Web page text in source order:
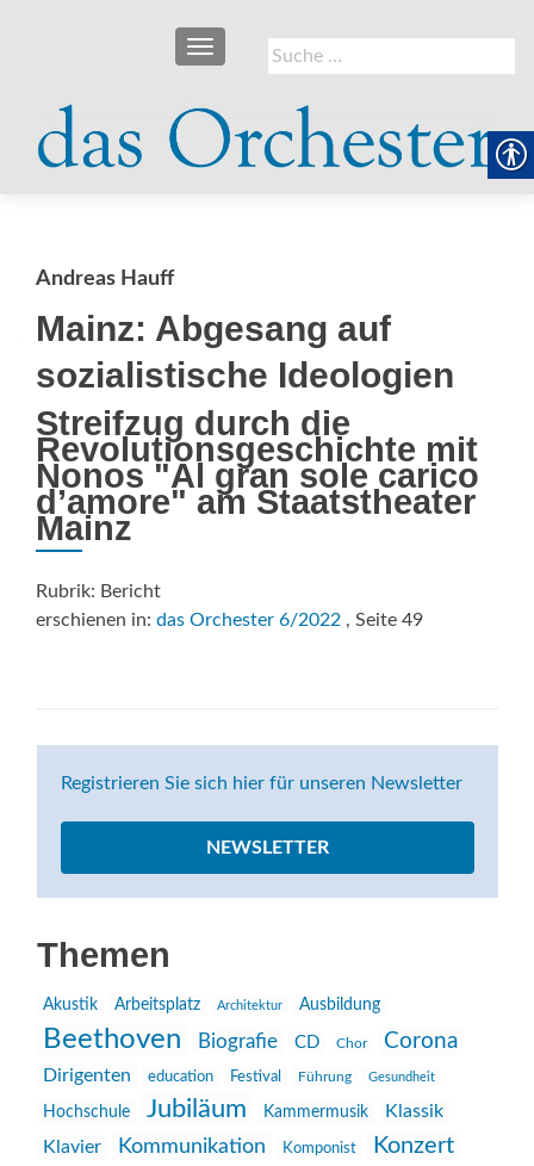
Suche
nach:
SCHALTE NAVIGATION
Andreas Hauff
Mainz: Abgesang auf
sozialistische Ideologien
Streifzug durch die
Revolutionsgeschichte mit
Nonos "Al gran sole carico
d’amore" am Staatstheater
Mainz
Rubrik: Bericht
erschienen in: das Orchester 6/2022 , Seite 49
Registrieren Sie sich hier für unseren Newsletter
NEWSLETTER
Themen
Akustik Arbeitsplatz Architektur Ausbildung
Beethoven Biografie CD Chor Corona
Dirigenten education Festival Führung Gesundheit
Hochschule Jubiläum Kammermusik
Klassik
Klavier
Kommunikation Komponist Konzert